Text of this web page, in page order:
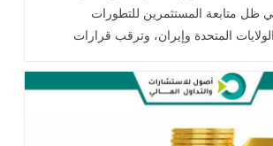
ظل متابعة المستثمرين للتطورات
المتحدة وإيران، وترقب قرارات
المعدن الأصفر، مدعومة بإمكانية عودة
خلال الفترة المقبلة.